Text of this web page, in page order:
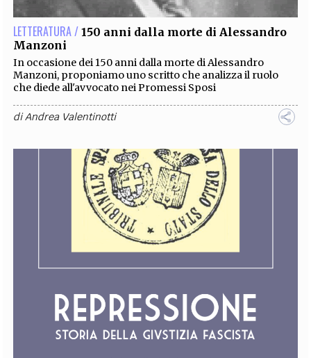
LETTERATURA / 150 anni dalla morte di Alessandro
Manzoni
In occasione dei 150 anni dalla morte di Alessandro
Manzoni, proponiamo uno scritto che analizza il ruolo
che diede all'avvocato nei Promessi Sposi
diAndrea Valentinotti